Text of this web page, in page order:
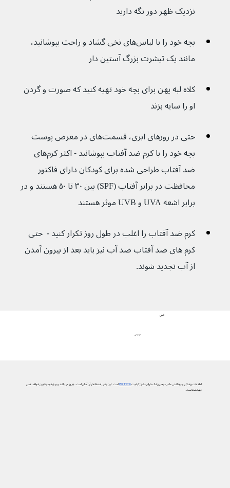
نزدیک ظهر دور نگه دارید
بچه خود را با لباس‌های نخی گشاد و راحت بپوشانید،
مانند یک تیشرت بزرگ آستین دار
کلاه لبه پهن برای بچه خود تهیه کنید که صورت و گردن
او را سایه بزند
حتی در روزهای ابری، قسمت‌های در معرض پوست
بچه خود را با کرم ضد آفتاب بپوشانید - اکثر کرم‌های
ضد آفتاب طراحی شده برای کودکان دارای فاکتور
محافظت در برابر آفتاب (SPF) بین ۳۰ تا ۵۰ هستند و در
برابر اشعه UVA و UVB موثر هستند
کرم ضد آفتاب را اغلب در طول روز تکرار کنید -  حتی
کرم های ضد آفتاب ضد آب نیز باید بعد از بیرون آمدن
از آب تجدید شوند.
عوارض
قبلی
اطلاعات پزشکی و بهداشتی ما در دیجی‌پزشک دارای نشان کیفیتPIF TICKاست. این یعنی استفاده از آن آسان است، به‌روز می‌باشد و بر پایه جدیدترین شواهد علمی
تهیه شده است.